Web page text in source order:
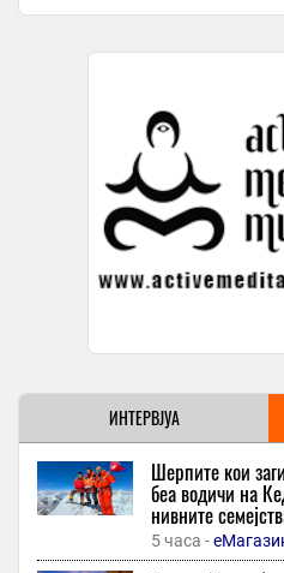
Проф. Јачева-Улчар за
семејства тогаш кога ќе
Филипче прати дилери и
ново село партијата има
сомнително однесување,
9 минути -Плус Инфо
Инфлацијата во јули 2026
месец е 0,1 отсто
9 минути -Бизнис Вести
море „врие“ достигна
Активни пожари во селата
вегетација и стрниште
9 минути -Независен
Водата во Гостивар забранета
горештините
МРТ
ИНТЕРВЈУА
Шерпите кои
беа водичи на
нивните
споделувавме
вели тој
5 часа -